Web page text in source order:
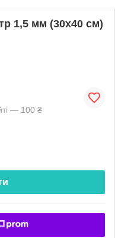
1,5 мм (30х40 см)
— 100 ₴